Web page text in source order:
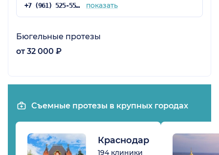
+7 (961) 525-55-47 показать
Бюгельные протезы
от 32 000 ₽
Съемные протезы в крупных городах
Краснодар
194 клиники